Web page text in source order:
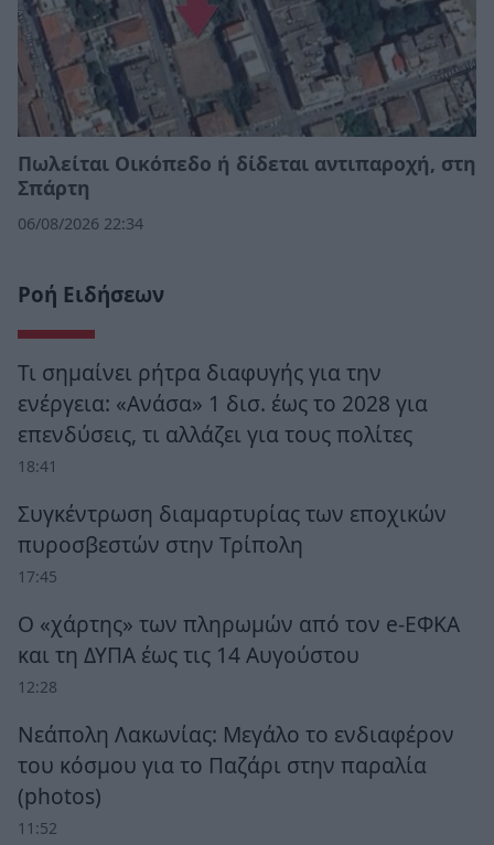
Πωλείται Οικόπεδο ή δίδεται αντιπαροχή, στη
Σπάρτη
06/08/2026 22:34
Ροή Ειδήσεων
Τι σημαίνει ρήτρα διαφυγής για την
ενέργεια: «Ανάσα» 1 δισ. έως το 2028 για
επενδύσεις, τι αλλάζει για τους πολίτες
18:41
Συγκέντρωση διαμαρτυρίας των εποχικών
πυροσβεστών στην Τρίπολη
17:45
Ο «χάρτης» των πληρωμών από τον e-ΕΦΚΑ
και τη ΔΥΠΑ έως τις 14 Αυγούστου
12:28
Νεάπολη Λακωνίας: Μεγάλο το ενδιαφέρον
του κόσμου για το Παζάρι στην παραλία
(photos)
11:52